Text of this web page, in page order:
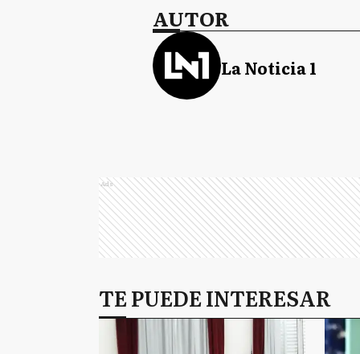
AUTOR
La Noticia 1
Ads
TE PUEDE INTERESAR